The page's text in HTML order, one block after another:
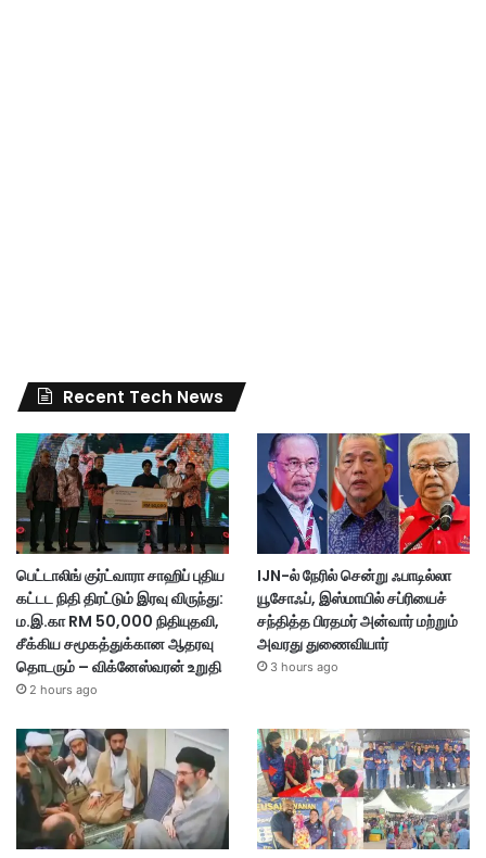
Recent Tech News
பெட்டாலிங் குர்ட்வாரா சாஹிப் புதிய
கட்டட நிதி திரட்டும் இரவு விருந்து:
ம.இ.கா RM 50,000 நிதியுதவி,
சீக்கிய சமூகத்துக்கான ஆதரவு
தொடரும் – விக்னேஸ்வரன் உறுதி
2 hours ago
IJN-ல் நேரில் சென்று ஃபாடில்லா
யூசோஃப், இஸ்மாயில் சப்ரியைச்
சந்தித்த பிரதமர் அன்வார் மற்றும்
அவரது துணைவியார்
3 hours ago